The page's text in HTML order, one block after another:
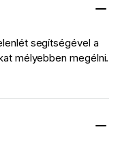
segítségével a
mélyebben megélni.